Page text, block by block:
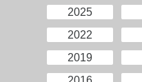
2025
2022
2019